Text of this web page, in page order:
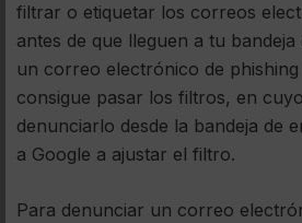
filtrar o etiquetar los correos
antes de que lleguen a tu
un correo electrónico de
consigue pasar los filtros, en
denunciarlo desde la bandeja de
a Google a ajustar el filtro.
Para denunciar un correo